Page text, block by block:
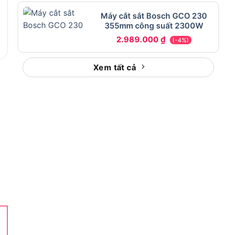
Máy cắt sắt Bosch GCO 230
355mm công suất 2300W
2.989.000₫ (-4%)
Xem tất cả